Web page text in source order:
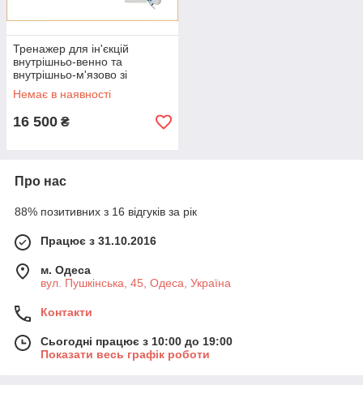
Тренажер для ін'єкцій
внутрішньо-венно та
внутрішньо-м'язово зі
змінною шкірою Rescue
Ready
Немає в наявності
16 500 ₴
Про нас
88% позитивних з 16 відгуків за рік
Працює з 31.10.2016
м. Одеса
вул. Пушкінська, 45, Одеса, Україна
Контакти
Сьогодні працює з 10:00 до 19:00
Показати весь графік роботи